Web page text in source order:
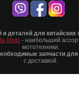
и деталей для китайских
Moto - наибольший
мототехники.
запчасти
с доставкой.